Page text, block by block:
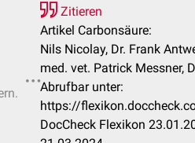
Zitieren
Artikel Carbonsäure:
Nils Nicolay, Dr. Frank
med. vet. Patrick Messner,
Abrufbar unter:
https://
DocCheck Flexikon